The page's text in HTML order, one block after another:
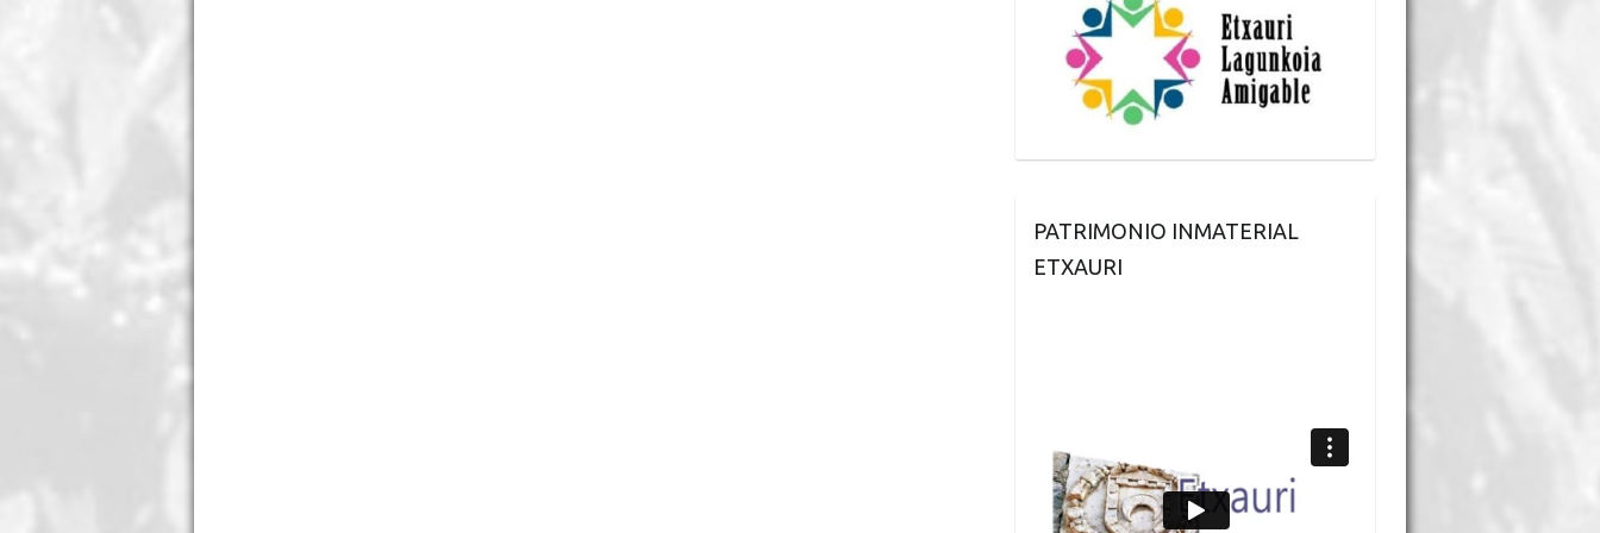
PATRIMONIO INMATERIAL
ETXAURI